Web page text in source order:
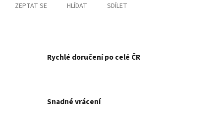
ZEPTAT SE HLÍDAT SDÍLET
Rychlé doručení po celé ČR
Snadné vrácení